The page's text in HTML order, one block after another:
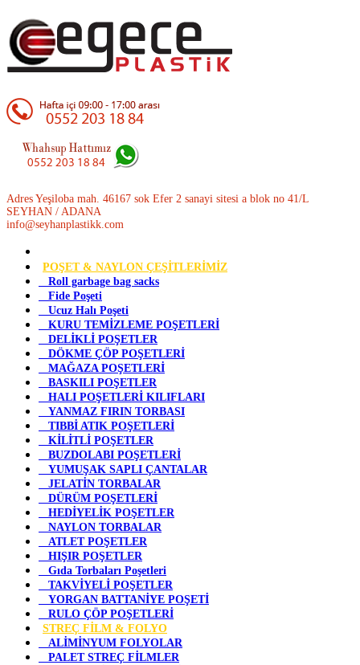
Adres Yeşiloba mah. 46167 sok Efer 2 sanayi sitesi a blok no 41/L
SEYHAN / ADANA
info@seyhanplastikk.com
POŞET & NAYLON ÇEŞİTLERİMİZ
Roll garbage bag sacks
Fide Poşeti
Ucuz Halı Poşeti
KURU TEMİZLEME POŞETLERİ
DELİKLİ POŞETLER
DÖKME ÇÖP POŞETLERİ
MAĞAZA POŞETLERİ
BASKILI POŞETLER
HALI POŞETLERİ KILIFLARI
YANMAZ FIRIN TORBASI
TIBBİ ATIK POŞETLERİ
KİLİTLİ POŞETLER
BUZDOLABI POŞETLERİ
YUMUŞAK SAPLI ÇANTALAR
JELATİN TORBALAR
DÜRÜM POŞETLERİ
HEDİYELİK POŞETLER
NAYLON TORBALAR
ATLET POŞETLER
HIŞIR POŞETLER
Gıda Torbaları Poşetleri
TAKVİYELİ POŞETLER
YORGAN BATTANİYE POŞETİ
RULO ÇÖP POŞETLERİ
STREÇ FİLM & FOLYO
ALİMİNYUM FOLYOLAR
PALET STREÇ FİLMLER